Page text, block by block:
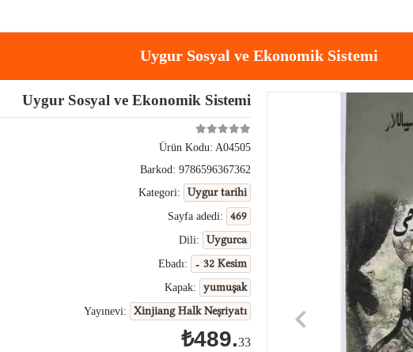
Uygur Sosyal ve Ekonomik Sistemi
Uygur Sosyal ve Ekonomik Sistemi
Ürün Kodu: A04505
Barkod: 9786596367362
Kategori:
Uygur tarihi
Sayfa adedi: 469
Dili: Uygurca
Ebadı: - 32 Kesim
Kapak: yumuşak
Yayınevi: Xinjiang Halk Neşriyatı
₺489.33